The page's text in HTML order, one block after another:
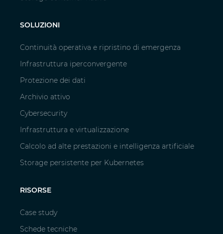
SOLUZIONI
Continuità operativa e ripristino di emergenza
Infrastruttura iperconvergente
Protezione dei dati
Archivio attivo
Cybersecurity
Infrastruttura e virtualizzazione
Calcolo ad alte prestazioni e intelligenza artificiale
Storage persistente per Kubernetes
RISORSE
Case study
Schede tecniche